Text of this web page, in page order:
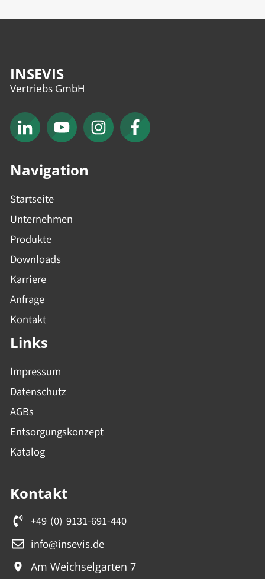
INSEVIS
Vertriebs GmbH
Navigation
Startseite
Unternehmen
Produkte
Downloads
Karriere
Anfrage
Kontakt
Links
Impressum
Datenschutz
AGBs
Entsorgungskonzept
Katalog
Kontakt
+49 (0) 9131-691-440
info@insevis.de
Am Weichselgarten 7